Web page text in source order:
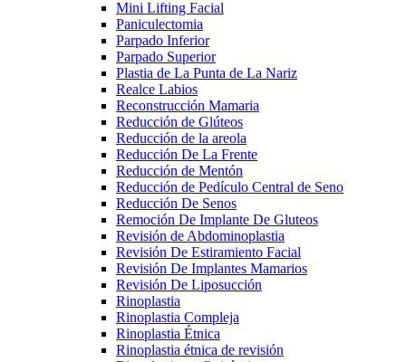
Mini Lifting Facial
Paniculectomia
Parpado Inferior
Parpado Superior
Plastia de La Punta de La Nariz
Realce Labios
Reconstrucción Mamaria
Reducción de Glúteos
Reducción de la areola
Reducción De La Frente
Reducción de Mentón
Reducción de Pedículo Central de Seno
Reducción De Senos
Remoción De Implante De Gluteos
Revisión de Abdominoplastia
Revisión De Estiramiento Facial
Revisión De Implantes Mamarios
Revisión De Liposucción
Rinoplastia
Rinoplastia Compleja
Rinoplastia Étnica
Rinoplastia étnica de revisión